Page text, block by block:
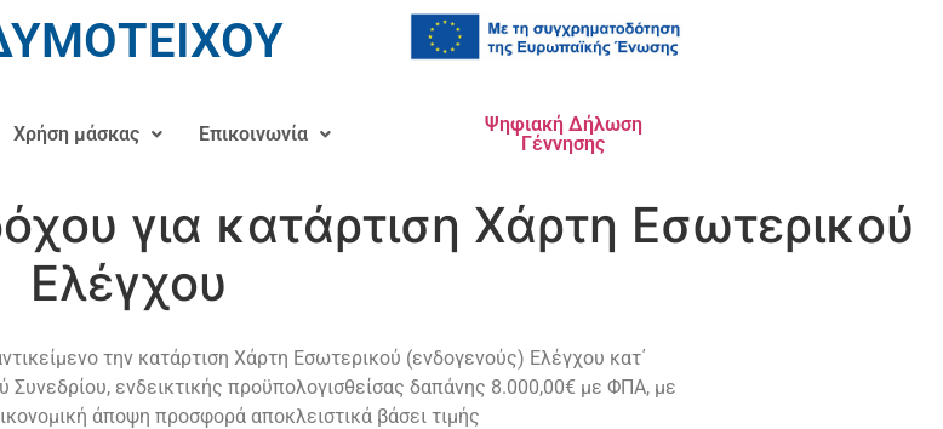
Χρήση μάσκας Επικοινωνία
Ψηφιακή Δήλωση
Γέννησης
για κατάρτιση Χάρτη Εσωτερικού
Ελέγχου
την κατάρτιση Χάρτη Εσωτερικού (ενδογενούς) Ελέγχου κατ΄
ενδεικτικής προϋπολογισθείσας δαπάνης 8.000,00€ με ΦΠΑ, με
άποψη προσφορά αποκλειστικά βάσει τιμής